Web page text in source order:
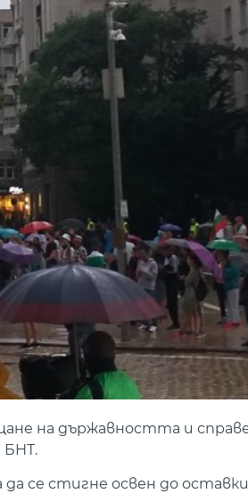
на държавността и
БНТ.
да се стигне освен до